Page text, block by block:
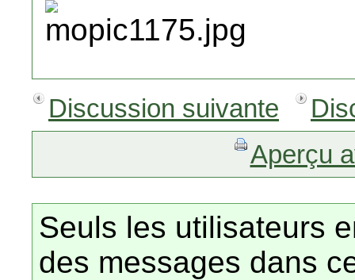
Discussion suivante
Aperçu
Seuls les utilisateurs
des messages dans